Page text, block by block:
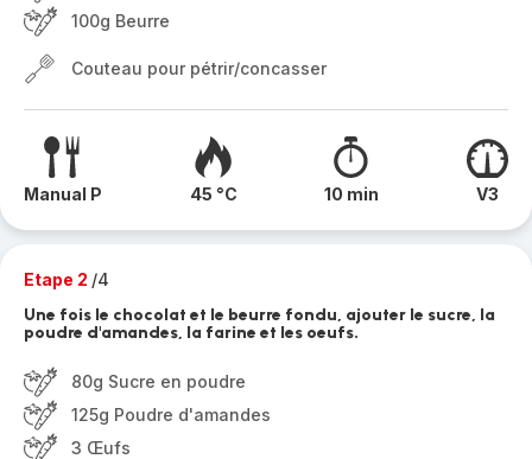
100g Beurre
Couteau pour pétrir/concasser
Manual P 45 °C 10 min V3
Etape 2 /4
Une fois le chocolat et le beurre fondu, ajouter le sucre, la
poudre d'amandes, la farine et les oeufs.
80g Sucre en poudre
125g Poudre d'amandes
3 Œufs